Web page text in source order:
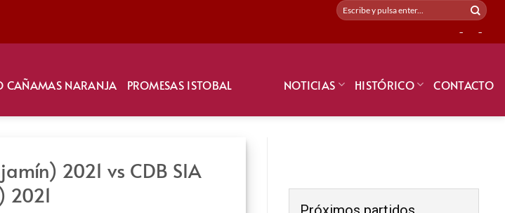
- -
CAÑAMAS NARANJA PROMESAS ISTOBAL NOTICIAS HISTÓRICO CONTACTO
2021 vs CDB SIA
2021